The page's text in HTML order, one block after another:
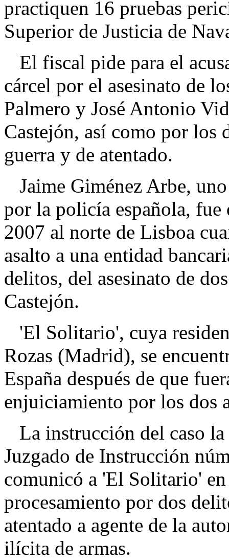
practiquen 16 pruebas
Superior de Justicia de
El fiscal pide para el
cárcel por el asesinato de
Palmero y José Antonio
Castejón, así como por los
guerra y de atentado.
Jaime Giménez Arbe,
por la policía española,
2007 al norte de Lisboa
asalto a una entidad
delitos, del asesinato de
Castejón.
'El Solitario', cuya
Rozas (Madrid), se
España después de que
enjuiciamiento por los dos
La instrucción del caso
Juzgado de Instrucción
comunicó a 'El Solitario' en
procesamiento por dos
atentado a agente de la
ilícita de armas.